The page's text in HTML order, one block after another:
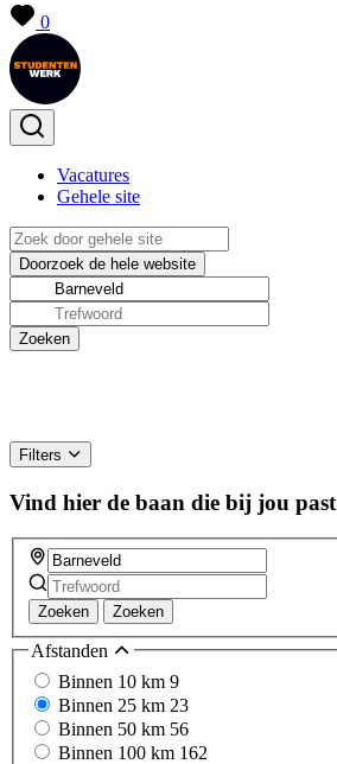
0
Vacatures
Gehele site
Filters
Vind hier de baan die bij jou past
Zoeken Zoeken
Afstanden
Binnen 10 km 9
Binnen 25 km 23
Binnen 50 km 56
Binnen 100 km 162